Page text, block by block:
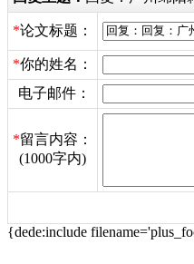
*论文标题：
*你的姓名：
电子邮件：
*留言内容：
(1000字内)
{dede:include